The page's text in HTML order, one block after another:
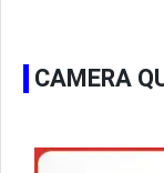
CAMERA